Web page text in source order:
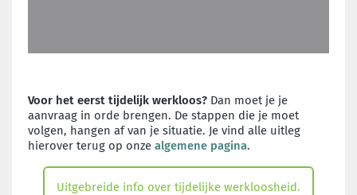
Voor het eerst tijdelijk werkloos? Dan moet je je
aanvraag in orde brengen. De stappen die je moet
volgen, hangen af van je situatie. Je vind alle uitleg
hierover terug op onze algemene pagina.
Uitgebreide info over tijdelijke werkloosheid.